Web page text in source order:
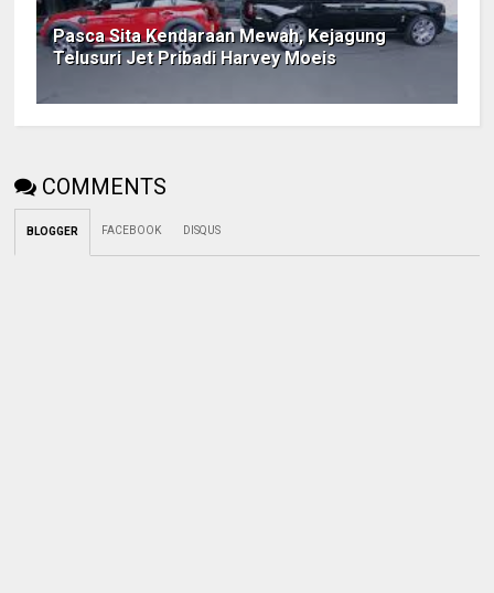
Pasca Sita Kendaraan Mewah, Kejagung
Telusuri Jet Pribadi Harvey Moeis
COMMENTS
BLOGGER FACEBOOK DISQUS